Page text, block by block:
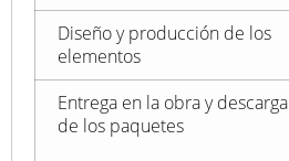
Diseño y producción de los
elementos
Entrega en la obra y descarga
de los paquetes